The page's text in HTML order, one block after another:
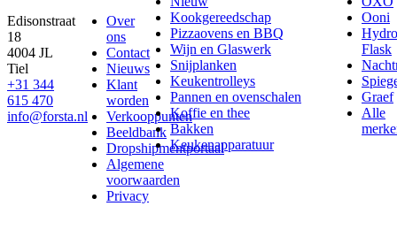
Edisonstraat
18
4004 JL
Tiel
+31 344
615 470
info@forsta.nl
Over
ons
Contact
Nieuws
Klant
worden
Verkooppunten
Beeldbank
Dropshipmentportaal
Algemene
voorwaarden
Privacy
Kookgereedschap
Pizzaovens en BBQ
Wijn en Glaswerk
Snijplanken
Keukentrolleys
Pannen en ovenschalen
Koffie en thee
Bakken
Keukenapparatuur
Ooni
Hydro
Flask
Graef
Alle